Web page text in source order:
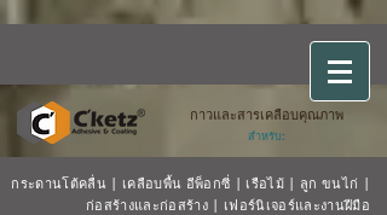
กาวและสารเคลือบคุณภาพ
สำหรับ:
กระดานโต้คลื่น | เคลือบพื้น อีพ็อกซี่ | เรือไม้ | ลูก ขนไก่ |
ก่อสร้างและก่อสร้าง | เฟอร์นิเจอร์และงานฝีมือ